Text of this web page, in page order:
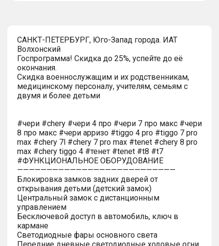
САНКТ-ПЕТЕРБУРГ, Юго-Запад города. ИАТ
Волхонский
Госпрограмма! Скидка до 25%, успейте до её
окончания.
Скидка военнослужащим и их родственникам,
медицинскому персоналу, учителям, семьям с
двумя и более детьми
#чери #chery #чери 4 про #чери 7 про макс #чери
8 про макс #чери арризо #tiggo 4 pro #tiggo 7 pro
max #chery 7l #chery 7 pro max #tenet #chery 8 pro
max #chery tiggo 4 #тенет #tenet #t8 #t7
#ФУНКЦИОНАЛЬНОЕ ОБОРУДОВАНИЕ
———————————————————————————
Блокировка замков задних дверей от
открывания детьми (детский замок)
Центральный замок с дистанционным
управлением
Бесключевой доступ в автомобиль, ключ в
кармане
Светодиодные фары основного света
Передние дневные светодиодные ходовые огни